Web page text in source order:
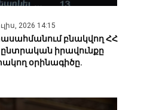
2026 14:15
բնակվող ՀՀ
իրավունքը
օրինագիծը.